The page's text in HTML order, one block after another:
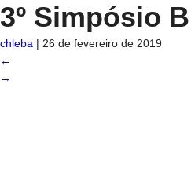
3º Simpósio
chleba | 26 de fevereiro de 2019
←
→